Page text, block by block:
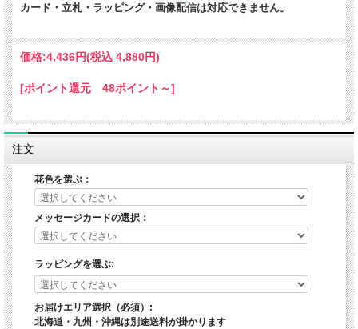
カード・立札・ラッピング・画像配信は対応できません。
価格:4,436円(税込 4,880円)
[ポイント還元 48ポイント～]
注文
花色を選ぶ：
メッセージカードの選択：
ラッピングを選ぶ:
お届けエリア選択（必須）:
北海道・九州・沖縄は別途送料が掛かります